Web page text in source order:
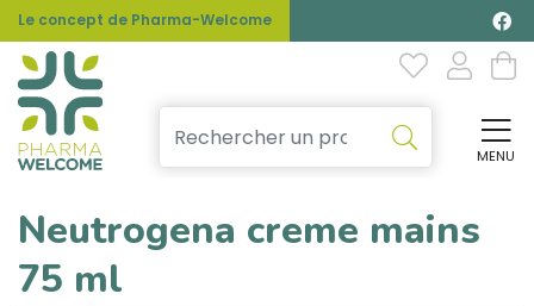
Le concept de Pharma-Welcome
MENU
Neutrogena creme mains
75 ml